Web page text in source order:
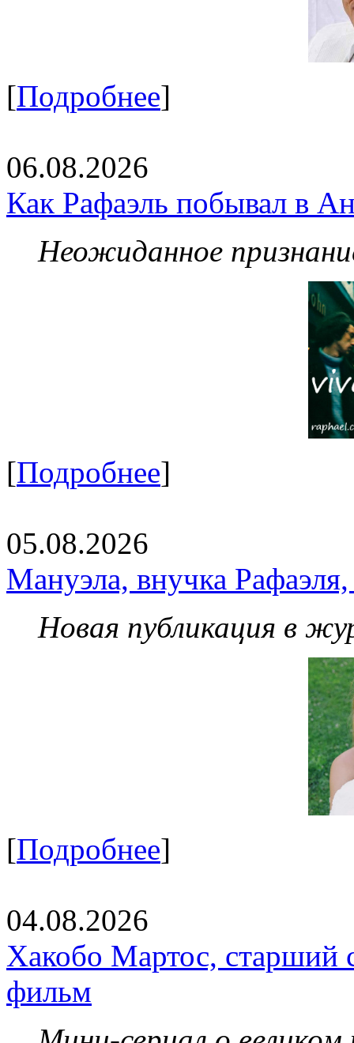
[Подробнее]
06.08.2026
Как Рафаэль побывал в
Неожиданное
[Подробнее]
05.08.2026
Мануэла, внучка
Новая публикация в
[Подробнее]
04.08.2026
Хакобо Мартос, старший
фильм